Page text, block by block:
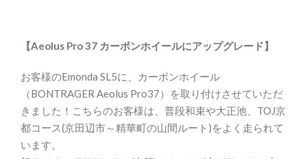
【Aeolus Pro 37 カーボンホイールにアップグレード】
お客様のEmonda SL5に、カーボンホイール
（BONTRAGER Aeolus Pro37）を取り付けさせていただ
きました！こちらのお客様は、普段和束や大正池、TOJ京
都コース(京田辺市～精華町の山間ルート)をよく走られて
います。